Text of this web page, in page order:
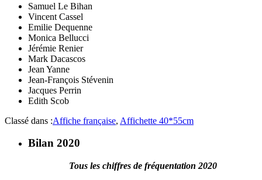
Samuel Le Bihan
Vincent Cassel
Emilie Dequenne
Monica Bellucci
Jérémie Renier
Mark Dacascos
Jean Yanne
Jean-François Stévenin
Jacques Perrin
Edith Scob
Classé dans :Affiche française, Affichette 40*55cm
Bilan 2020
Tous les chiffres de fréquentation 2020